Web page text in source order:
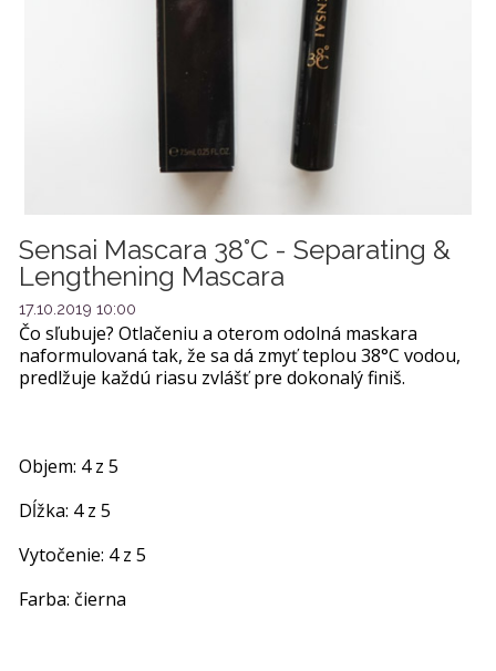
Sensai Mascara 38°C - Separating &
Lengthening Mascara
17.10.2019 10:00
Čo sľubuje? Otlačeniu a oterom odolná maskara
naformulovaná tak, že sa dá zmyť teplou 38°C vodou,
predlžuje každú riasu zvlášť pre dokonalý finiš.
Objem: 4 z 5
Dĺžka: 4 z 5
Vytočenie: 4 z 5
Farba: čierna